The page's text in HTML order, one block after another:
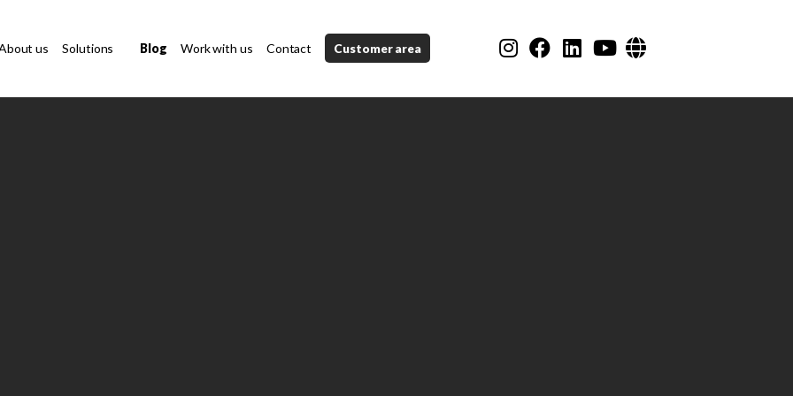
us Solutions Blog Work with us Contact Customer area Instagram
FacebookLinkedInYouTube